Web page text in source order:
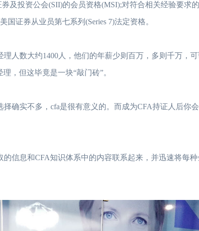
及投资公会(SII)的会员资格(MSI);对符合相关经验要求
国证券从业员第七系列(Series 7)法定资格。
人数大约1400人，他们的年薪少则百万，多则千万，
，但这毕竟是一块“敲门砖”。
确实不多，cfa是很有意义的。而成为CFA持证人后你
信息和CFA知识体系中的内容联系起来，并迅速将每